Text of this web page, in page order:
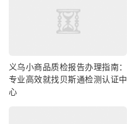
义乌小商品质检报告办理指南：
专业高效就找贝斯通检测认证中
心